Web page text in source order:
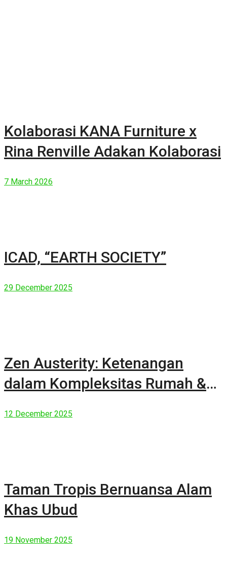
Kolaborasi KANA Furniture x
Rina Renville Adakan Kolaborasi
7 March 2026
ICAD, “EARTH SOCIETY”
29 December 2025
Zen Austerity: Ketenangan
dalam Kompleksitas Rumah &
12 December 2025
Taman Tropis Bernuansa Alam
Khas Ubud
19 November 2025